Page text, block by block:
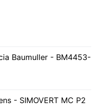
Baumuller - BM4453-
- SIMOVERT MC P2